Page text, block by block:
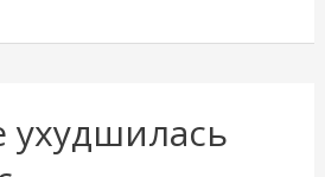
ухудшилась